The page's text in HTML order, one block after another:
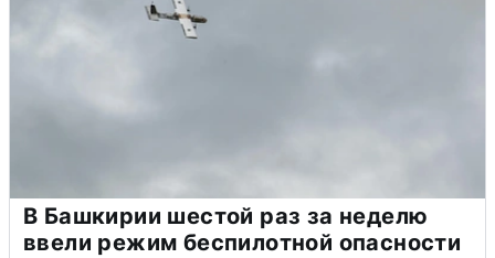
В Башкирии шестой раз за неделю
ввели режим беспилотной опасности